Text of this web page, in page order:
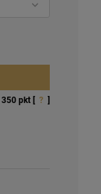
350 pkt [ ? ]